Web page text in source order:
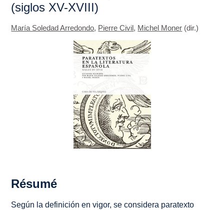
(siglos XV-XVIII)
María Soledad Arredondo, Pierre Civil, Michel Moner (dir.)
Résumé
Según la definición en vigor, se considera paratexto